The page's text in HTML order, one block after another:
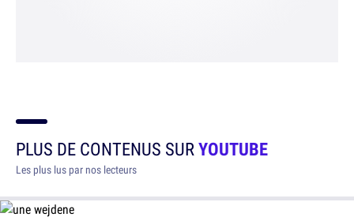
PLUS DE CONTENUS SURYOUTUBE
Les plus lus par nos lecteurs